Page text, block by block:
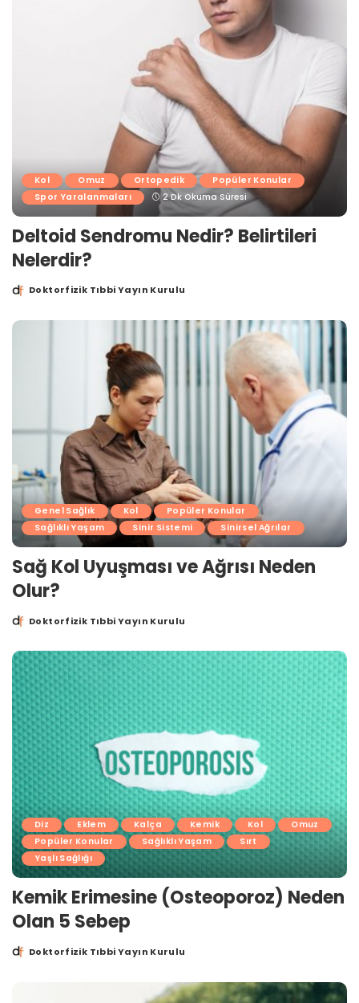
Kol Omuz Ortopedik
Popüler Konular
Spor Yaralanmaları
2 Dk Okuma Süresi
Deltoid Sendromu Nedir? Belirtileri
Nelerdir?
PostedDoktorfizik Tıbbi Yayın Kurulu
Genel Sağlık Kol
Popüler Konular
Sağlıklı Yaşam
Sinir Sistemi Sinirsel Ağrılar
Sağ Kol Uyuşması ve Ağrısı Neden
Olur?
PostedDoktorfizik Tıbbi Yayın Kurulu
Diz Eklem Kalça Kemik Kol
Omuz
Popüler Konular
Sağlıklı Yaşam
Sırt
Yaşlı Sağlığı
Kemik Erimesine (Osteoporoz) Neden
Olan 5 Sebep
PostedDoktorfizik Tıbbi Yayın Kurulu